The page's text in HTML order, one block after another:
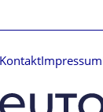
Kontakt Impressum